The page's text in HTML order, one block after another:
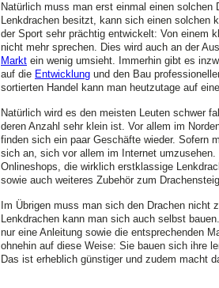
Natürlich muss man erst einmal einen solchen
Lenkdrachen besitzt, kann sich einen solchen
der Sport sehr prächtig entwickelt: Von einem
nicht mehr sprechen. Dies wird auch an der
Markt ein wenig umsieht. Immerhin gibt es
auf die Entwicklung und den Bau
sortierten Handel kann man heutzutage auf
Natürlich wird es den meisten Leuten schwer
deren Anzahl sehr klein ist. Vor allem im
finden sich ein paar Geschäfte wieder. Sofern
sich an, sich vor allem im Internet
Onlineshops, die wirklich erstklassige
sowie auch weiteres Zubehör zum
Im Übrigen muss man sich den Drachen nicht
Lenkdrachen kann man sich auch selbst
nur eine Anleitung sowie die entsprechenden
ohnehin auf diese Weise: Sie bauen sich ihre
Das ist erheblich günstiger und zudem macht